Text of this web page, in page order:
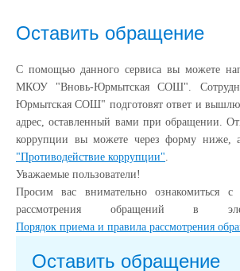
Оставить обращение
С помощью данного сервиса вы можете
МКОУ "Вновь-Юрмытская СОШ".
Юрмытская СОШ" подготовят ответ и
адрес, оставленный вами при обращении.
коррупции вы можете через форму ниже,
"Противодействие коррупции".
Уважаемые пользователи!
Просим вас внимательно ознакомиться
рассмотрения обращений в
Порядок приема и правила рассмотрения
Оставить обращение